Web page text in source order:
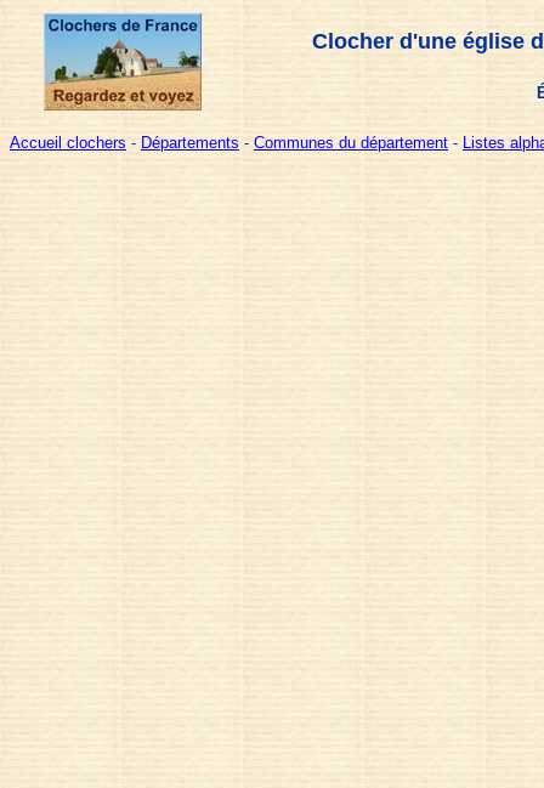
Clocher d'une église
Accueil clochers - Départements - Communes du département - Listes